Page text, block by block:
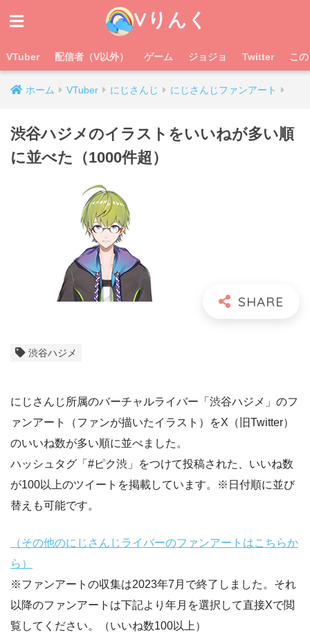
Vりんく
VTuber 配信者（V以外） ゲーム ジョジョ Twitter こ
ホーム VTuber にじさんじ にじさんじファンアート
渋谷ハジメのイラストをいいねが多い順
に並べた（1000件超）
渋谷ハジメ
にじさんじ所属のバーチャルライバー「渋谷ハジメ」のフ
ァンアート（ファンが描いたイラスト）をX（旧Twitter）
のいいね数が多い順に並べました。
ハッシュタグ「#ピク渋」をつけて投稿された、いいね数
が100以上のツイートを掲載しています。※日付順に並び
替えも可能です。
（その他のにじさんじライバーのファンアートはこちらか
ら）
※ファンアートの収集は2023年7月で終了しました。それ
以降のファンアートは下記より年月を選択して直接Xで閲
覧してください。（いいね数100以上）